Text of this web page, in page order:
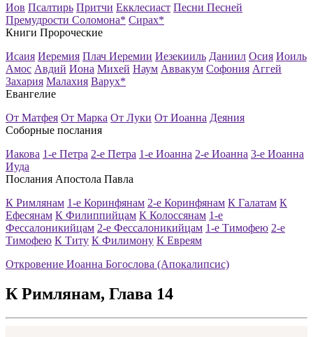
Иов Псалтирь Притчи Екклесиаст Песни Песней
Премудрости Соломона* Сирах*
Книги Пророческие
Исаия Иеремия Плач Иеремии Иезекииль Даниил Осия Иоиль
Амос Авдий Иона Михей Наум Аввакум Софония Аггей
Захария Малахия Варух*
Евангелие
От Матфея От Марка От Луки От Иоанна Деяния
Соборные послания
Иакова 1-е Петра 2-е Петра 1-е Иоанна 2-е Иоанна 3-е Иоанна
Иуда
Послания Апостола Павла
К Римлянам 1-е Коринфянам 2-е Коринфянам К Галатам К
Ефесянам К Филиппийцам К Колоссянам 1-е
Фессалоникийцам 2-е Фессалоникийцам 1-е Тимофею 2-е
Тимофею К Титу К Филимону К Евреям
Откровение Иоанна Богослова (Апокалипсис)
К Римлянам, Глава 14